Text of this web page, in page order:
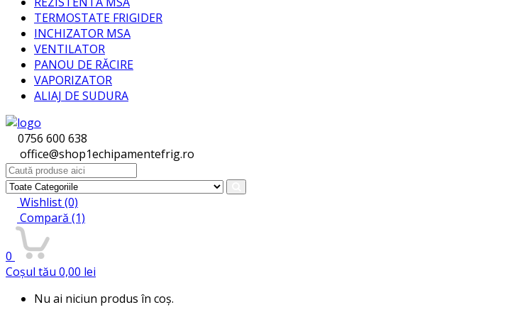
TERMOSTATE FRIGIDER
INCHIZATOR MSA
VENTILATOR
PANOU DE RĂCIRE
VAPORIZATOR
ALIAJ DE SUDURA
0756 600 638
office@shop1echipamentefrig.ro
Search
for:
Wishlist(0)
Compară (1)
0
Coșul tău 0,00 lei
Nu ai niciun produs în coș.